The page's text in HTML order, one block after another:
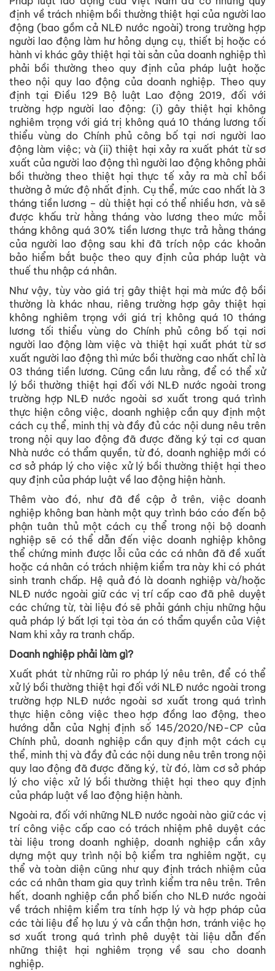
định về trách nhiệm bồi thường thiệt hại của người lao
động (bao gồm cả NLĐ nước ngoài) trong trường hợp
người lao động làm hư hỏng dụng cụ, thiết bị hoặc có
hành vi khác gây thiệt hại tài sản của doanh nghiệp thì
phải bồi thường theo quy định của pháp luật hoặc
theo nội quy lao động của doanh nghiệp. Theo quy
định tại Điều 129 Bộ luật Lao động 2019, đối với
trường hợp người lao động: (i) gây thiệt hại không
nghiêm trọng với giá trị không quá 10 tháng lương tối
thiểu vùng do Chính phủ công bố tại nơi người lao
động làm việc; và (ii) thiệt hại xảy ra xuất phát từ sơ
xuất của người lao động thì người lao động không phải
bồi thường theo thiệt hại thực tế xảy ra mà chỉ bồi
thường ở mức độ nhất định. Cụ thể, mức cao nhất là 3
tháng tiền lương – dù thiệt hại có thể nhiều hơn, và sẽ
được khấu trừ hằng tháng vào lương theo mức mỗi
tháng không quá 30% tiền lương thực trả hằng tháng
của người lao động sau khi đã trích nộp các khoản
bảo hiểm bắt buộc theo quy định của pháp luật và
thuế thu nhập cá nhân.
Như vậy, tùy vào giá trị gây thiệt hại mà mức độ bồi
thường là khác nhau, riêng trường hợp gây thiệt hại
không nghiêm trọng với giá trị không quá 10 tháng
lương tối thiểu vùng do Chính phủ công bố tại nơi
người lao động làm việc và thiệt hại xuất phát từ sơ
xuất người lao động thì mức bồi thường cao nhất chỉ là
03 tháng tiền lương. Cũng cần lưu rằng, để có thể xử
lý bồi thường thiệt hại đối với NLĐ nước ngoài trong
trường hợp NLĐ nước ngoài sơ xuất trong quá trình
thực hiện công việc, doanh nghiệp cần quy định một
cách cụ thể, minh thị và đầy đủ các nội dung nêu trên
trong nội quy lao động đã được đăng ký tại cơ quan
Nhà nước có thẩm quyền, từ đó, doanh nghiệp mới có
cơ sở pháp lý cho việc xử lý bồi thường thiệt hại theo
quy định của pháp luật về lao động hiện hành.
Thêm vào đó, như đã đề cập ở trên, việc doanh
nghiệp không ban hành một quy trình báo cáo đến bộ
phận tuân thủ một cách cụ thể trong nội bộ doanh
nghiệp sẽ có thể dẫn đến việc doanh nghiệp không
thể chứng minh được lỗi của các cá nhân đã đề xuất
hoặc cá nhân có trách nhiệm kiểm tra này khi có phát
sinh tranh chấp. Hệ quả đó là doanh nghiệp và/hoặc
NLĐ nước ngoài giữ các vị trí cấp cao đã phê duyệt
các chứng từ, tài liệu đó sẽ phải gánh chịu những hậu
quả pháp lý bất lợi tại tòa án có thẩm quyền của Việt
Nam khi xảy ra tranh chấp.
Doanh nghiệp phải làm gì?
Xuất phát từ những rủi ro pháp lý nêu trên, để có thể
xử lý bồi thường thiệt hại đối với NLĐ nước ngoài trong
trường hợp NLĐ nước ngoài sơ xuất trong quá trình
thực hiện công việc theo hợp đồng lao động, theo
hướng dẫn của Nghị định số 145/2020/NĐ-CP của
Chính phủ, doanh nghiệp cần quy định một cách cụ
thể, minh thị và đầy đủ các nội dung nêu trên trong nội
quy lao động đã được đăng ký, từ đó, làm cơ sở pháp
lý cho việc xử lý bồi thường thiệt hại theo quy định
của pháp luật về lao động hiện hành.
Ngoài ra, đối với những NLĐ nước ngoài nào giữ các vị
trí công việc cấp cao có trách nhiệm phê duyệt các
tài liệu trong doanh nghiệp, doanh nghiệp cần xây
dựng một quy trình nội bộ kiểm tra nghiêm ngặt, cụ
thể và toàn diện cũng như quy định trách nhiệm của
các cá nhân tham gia quy trình kiểm tra nêu trên. Trên
hết, doanh nghiệp cần phổ biến cho NLĐ nước ngoài
về trách nhiệm kiểm tra tính hợp lý và hợp pháp của
các tài liệu để họ lưu ý và cẩn thận hơn, tránh việc họ
sơ xuất trong quá trình phê duyệt tài liệu dẫn đến
những thiệt hại nghiêm trọng về sau cho doanh
nghiệp.